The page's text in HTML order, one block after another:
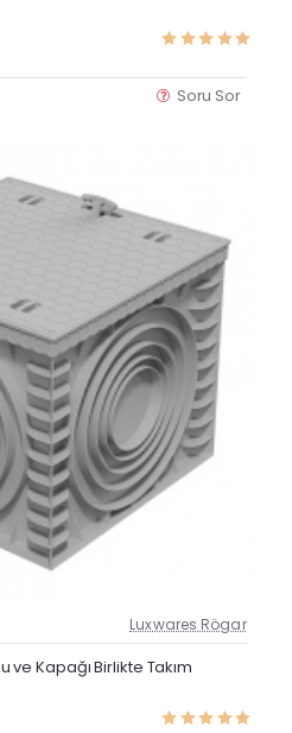
Soru Sor
Güncel Fiyat
Luxwares Rögar
ve Kapağı Birlikte Takım